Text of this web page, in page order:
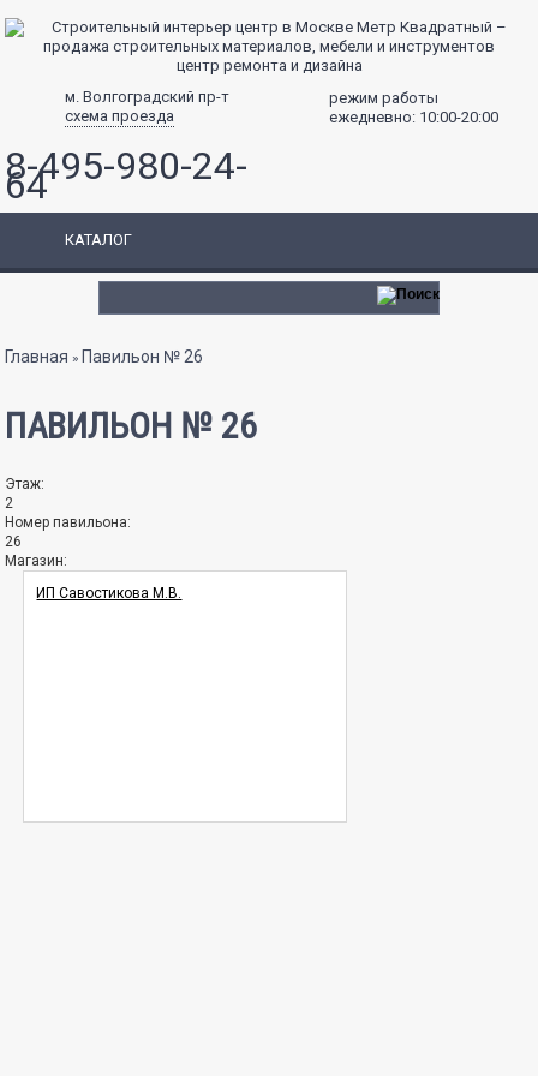
центр ремонта и дизайна
м. Волгоградский пр-т
схема проезда
режим работы
ежедневно: 10:00-20:00
8-495-980-24-
64
КАТАЛОГ
Вы здесь
Главная » Павильон № 26
ПАВИЛЬОН № 26
Этаж:
2
Номер павильона:
26
Магазин:
ИП Савостикова М.В.